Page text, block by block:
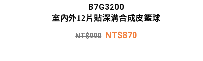
B7G3200
室內外12片貼深溝合成皮籃球
NT$990 NT$870